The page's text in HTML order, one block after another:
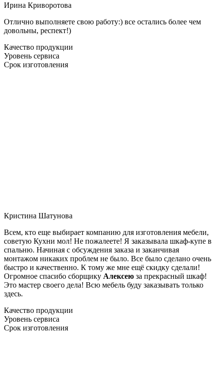
Ирина Криворотова
Отлично выполняете свою работу:) все остались более чем
довольны, респект!)
Качество продукции
Уровень сервиса
Срок изготовления
Кристина Шатунова
Всем, кто еще выбирает компанию для изготовления мебели,
советую Кухни мол! Не пожалеете! Я заказывала шкаф-купе в
спальню. Начиная с обсуждения заказа и заканчивая
монтажом никаких проблем не было. Все было сделано очень
быстро и качественно. К тому же мне ещё скидку сделали!
Огромное спасибо сборщику Алексею за прекрасный шкаф!
Это мастер своего дела! Всю мебель буду заказывать только
здесь.
Качество продукции
Уровень сервиса
Срок изготовления